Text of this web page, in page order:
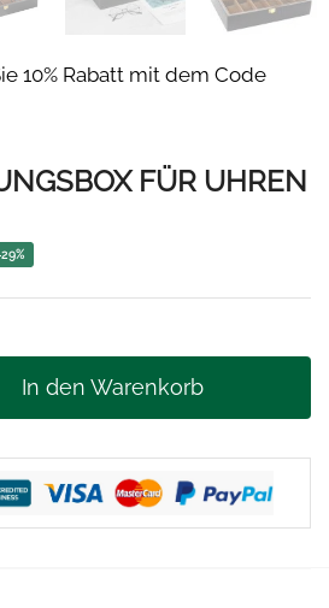
10% Rabatt mit dem Code
FÜR UHREN
€.
In den Warenkorb